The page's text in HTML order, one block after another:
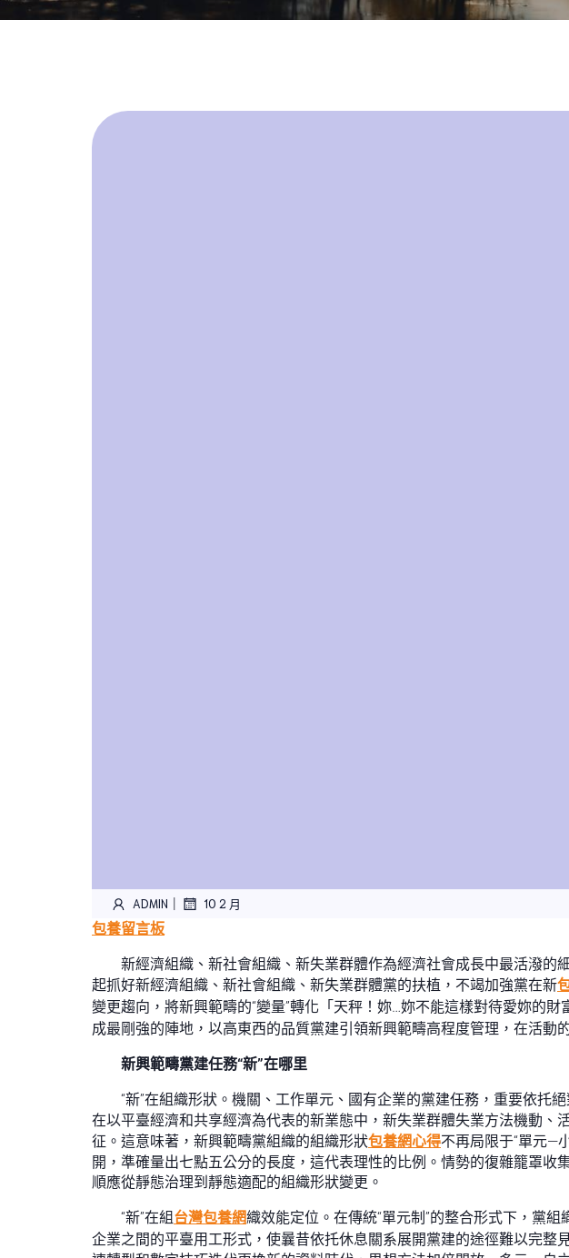
ADMIN | 10 2 月
包養留言板
新經濟組織、新社會組織、新失業群體作為經濟社會成長中最活潑的
起抓好新經濟組織、新社會組織、新失業群體黨的扶植，不竭加強黨在新
變更趨向，將新興範疇的“變量”轉化「天秤！妳…妳不能這樣對待愛妳的
成最剛強的陣地，以高東西的品質黨建引領新興範疇高程度管理，在活動
新興範疇黨建任務“新”在哪里
“新”在組織形狀。機關、工作單元、國有企業的黨建任務，重要依托
在以平臺經濟和共享經濟為代表的新業態中，新失業群體失業方法機動、
征。這意味著，新興範疇黨組織的組織形狀包養網心得不再局限于“單元—
開，準確量出七點五公分的長度，這代表理性的比例。情勢的復雜籠罩
順應從靜態治理到靜態適配的組織形狀變更。
“新”在組台灣包養網織效能定位。在傳統“單元制”的整合形式下，黨
企業之間的平臺用工形式，使曩昔依托休息關系展開黨建的途徑難以完整